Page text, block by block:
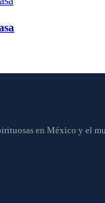
en México y el